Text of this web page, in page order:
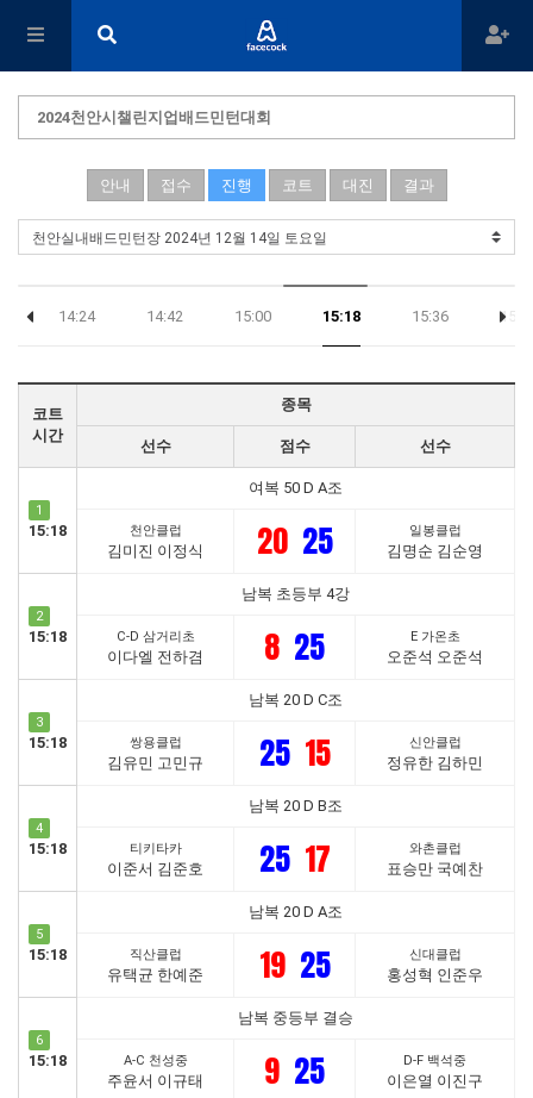
2024천안시챌린지업배드민턴대회
안내 접수 진행 코트 대진 결과
14:24 14:42 15:00 15:18 15:36
코트
시간
종목
선수 점수 선수
1
15:18
여복 50 D A조
천안클럽
김미진 이정식 20 25 일봉클럽
김명순 김순영
2
15:18
남복 초등부 4강
C-D 삼거리초
이다엘 전하겸 8 25 E 가온초
오준석 오준석
3
15:18
남복 20 D C조
쌍용클럽
김유민 고민규 25 15 신안클럽
정유한 김하민
4
15:18
남복 20 D B조
티키타카
이준서 김준호 25 17 와촌클럽
표승만 국예찬
5
15:18
남복 20 D A조
직산클럽
유택균 한예준 19 25 신대클럽
홍성혁 인준우
6
15:18
남복 중등부 결승
A-C 천성중
주윤서 이규태 9 25 D-F 백석중
이은열 이진구